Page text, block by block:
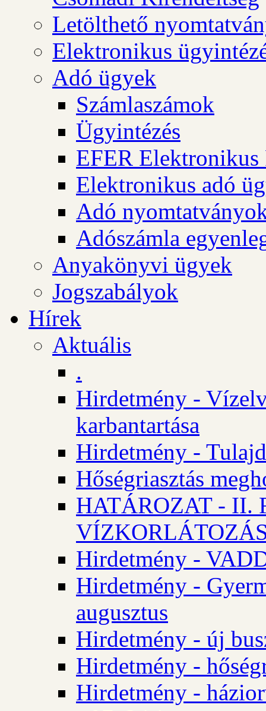
Letölthető
Elektronikus
Adó ügyek
Számlaszámok
Ügyintézés
EFER Elektronikus
Elektronikus adó
Adó
Adószámla
Anyakönyvi ügyek
Jogszabályok
Hírek
Aktuális
.
Hirdetmény -
karbantartása
Hirdetmény -
Hőségriasztás
HATÁROZAT - II.
Hirdetmény -
Hirdetmény -
augusztus
Hirdetmény - új
Hirdetmény -
Hirdetmény -